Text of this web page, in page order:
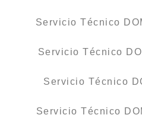
Servicio Técnico
Servicio Técnico
Servicio Técnico
Servicio Técnico